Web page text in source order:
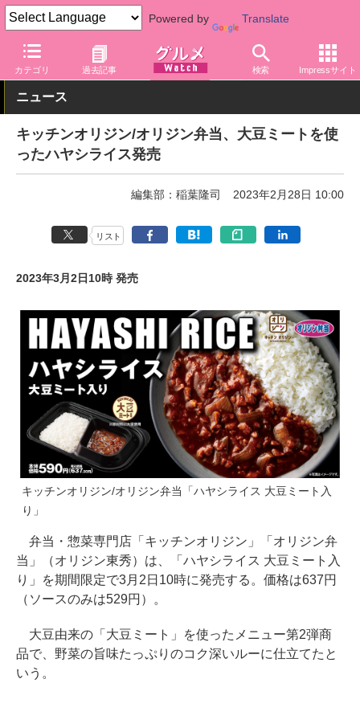
Powered by Translate
カテゴリ 過去記事 検索 Impressサイト
グルメ Watch 店舗 オリジン弁当
ニュース
キッチンオリジン/オリジン弁当、大豆ミートを使
ったハヤシライス発売
編集部：稲葉隆司 2023年2月28日 10:00
リスト
2023年3月2日10時 発売
キッチンオリジン/オリジン弁当「ハヤシライス 大豆ミート入
り」
弁当・惣菜専門店「キッチンオリジン」「オリジン弁
当」（オリジン東秀）は、「ハヤシライス 大豆ミート入
り」を期間限定で3月2日10時に発売する。価格は637円
（ソースのみは529円）。
大豆由来の「大豆ミート」を使ったメニュー第2弾商
品で、野菜の旨味たっぷりのコク深いルーに仕立てたと
いう。